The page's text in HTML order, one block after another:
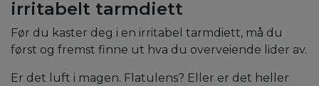
irritabelt tarmdiett
Før du kaster deg i en irritabel tarmdiett, må du
først og fremst finne ut hva du overveiende lider av.
Er det luft i magen. Flatulens? Eller er det heller